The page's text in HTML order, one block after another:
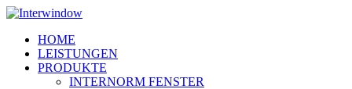
Skip
main
content
Menu
HOME
LEISTUNGEN
PRODUKTE
INTERNORM FENSTER